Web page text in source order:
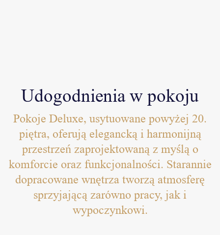
Udogodnienia w pokoju
Pokoje Deluxe, usytuowane powyżej 20.
piętra, oferują elegancką i harmonijną
przestrzeń zaprojektowaną z myślą o
komforcie oraz funkcjonalności. Starannie
dopracowane wnętrza tworzą atmosferę
sprzyjającą zarówno pracy, jak i
wypoczynkowi.